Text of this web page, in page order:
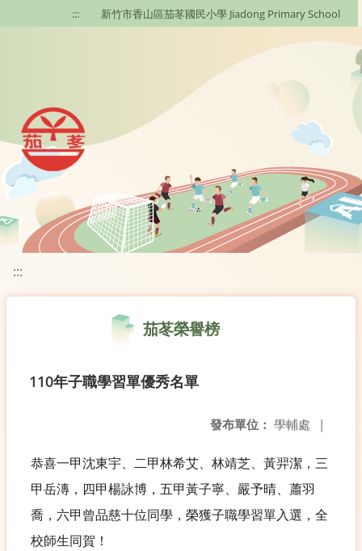
移至網頁之主要內容區位置
::: 新竹市香山區茄苳國民小學 Jiadong Primary School
:::
茄苳榮譽榜
110年子職學習單優秀名單
發布單位： 學輔處 |
恭喜一甲沈東宇、二甲林希艾、林靖芝、黃羿潔，三
甲岳漙，四甲楊詠博，五甲黃子寧、嚴予晴、蕭羽
喬，六甲曾品慈十位同學，榮獲子職學習單入選，全
校師生同賀！